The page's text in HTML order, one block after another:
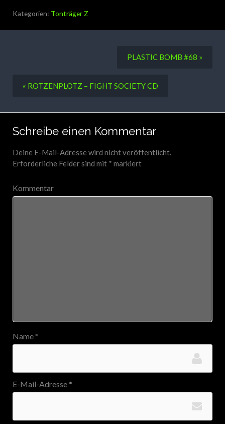
Kategorien: Tonträger Z
PLASTIC BOMB #68 »
« ROTZENPLOTZ – FIGHT SOCIETY CD
Schreibe einen Kommentar
Deine E-Mail-Adresse wird nicht veröffentlicht.
Erforderliche Felder sind mit * markiert
Kommentar
Name *
E-Mail-Adresse *